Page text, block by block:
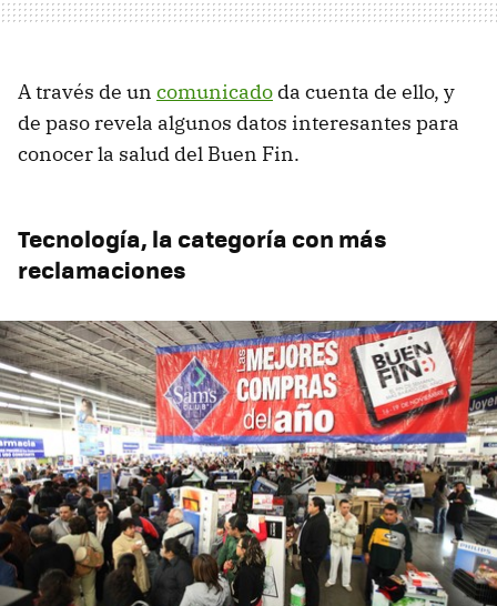
A través de un comunicado da cuenta de ello, y
de paso revela algunos datos interesantes para
conocer la salud del Buen Fin.
Tecnología, la categoría con más
reclamaciones